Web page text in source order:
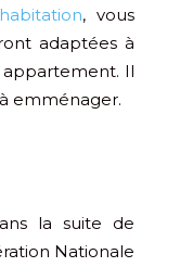
, vous
adaptées à
Il
emménager.
la suite de
Nationale